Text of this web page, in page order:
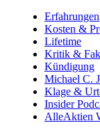
Erfahrungen
Kosten &
Lifetime
Kritik &
Kündigung
Michael C.
Klage &
Insider
AlleAktien